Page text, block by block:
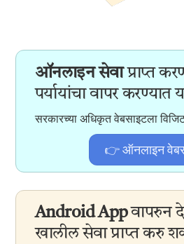
ऑनलाइन सेवाप्राप्त
पर्यायांचा वापर करण्यात
सरकारच्या अधिकृत वेबसाइटला
👉 ऑनलाइन
Android Appवापरुन
खालील सेवा प्राप्त करु